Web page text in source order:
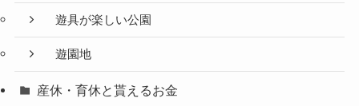
遊具が楽しい公園
遊園地
産休・育休と貰えるお金